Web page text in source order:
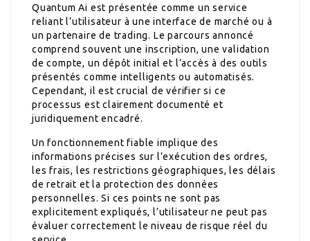
Quantum Ai est présentée comme un service
reliant l’utilisateur à une interface de marché ou à
un partenaire de trading. Le parcours annoncé
comprend souvent une inscription, une validation
de compte, un dépôt initial et l’accès à des outils
présentés comme intelligents ou automatisés.
Cependant, il est crucial de vérifier si ce
processus est clairement documenté et
juridiquement encadré.
Un fonctionnement fiable implique des
informations précises sur l’exécution des ordres,
les frais, les restrictions géographiques, les délais
de retrait et la protection des données
personnelles. Si ces points ne sont pas
explicitement expliqués, l’utilisateur ne peut pas
évaluer correctement le niveau de risque réel du